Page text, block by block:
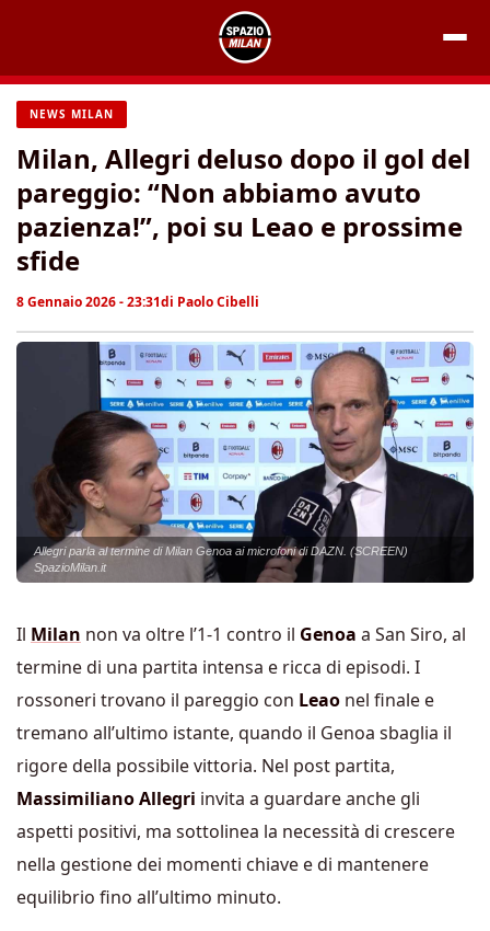
contenuto
NEWS MILAN
Milan, Allegri deluso dopo il gol del
pareggio: “Non abbiamo avuto
pazienza!”, poi su Leao e prossime
sfide
8 Gennaio 2026 - 23:31di Paolo Cibelli
Allegri parla al termine di Milan Genoa ai microfoni di DAZN. (SCREEN)
SpazioMilan.it
Il Milan non va oltre l’1-1 contro il Genoa a San Siro, al
termine di una partita intensa e ricca di episodi. I
rossoneri trovano il pareggio con Leao nel finale e
tremano all’ultimo istante, quando il Genoa sbaglia il
rigore della possibile vittoria. Nel post partita,
Massimiliano Allegri invita a guardare anche gli
aspetti positivi, ma sottolinea la necessità di crescere
nella gestione dei momenti chiave e di mantenere
equilibrio fino all’ultimo minuto.